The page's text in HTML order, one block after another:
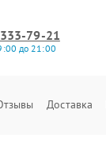
79-21
до 21:00
Доставка